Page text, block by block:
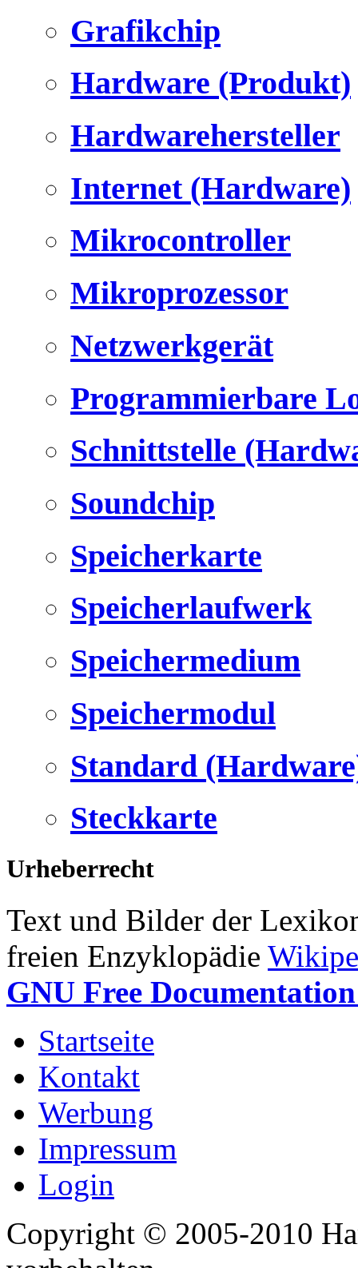
Grafikchip
Hardware (Produkt)
Hardwarehersteller
Internet (Hardware)
Mikrocontroller
Mikroprozessor
Netzwerkgerät
Programmierbare
Schnittstelle
Soundchip
Speicherkarte
Speicherlaufwerk
Speichermedium
Speichermodul
Standard
Steckkarte
Urheberrecht
Text und Bilder der
freien Enzyklopädie
GNU Free
Startseite
Kontakt
Werbung
Impressum
Login
Copyright © 2005-2010